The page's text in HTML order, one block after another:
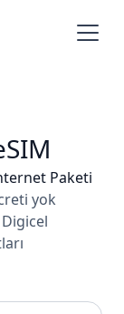
Paketi
yok